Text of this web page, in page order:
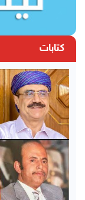
كتابات